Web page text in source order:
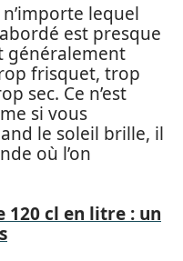
lequel
est presque
généralement
frisquet, trop
sec. Ce n’est
si vous
le soleil brille, il
où l’on
120 cl en litre : un